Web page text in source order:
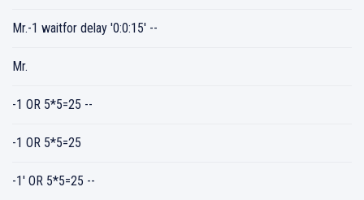
Mr.-1 waitfor delay '0:0:15' --
Mr.
-1 OR 5*5=25 --
-1 OR 5*5=25
-1' OR 5*5=25 --